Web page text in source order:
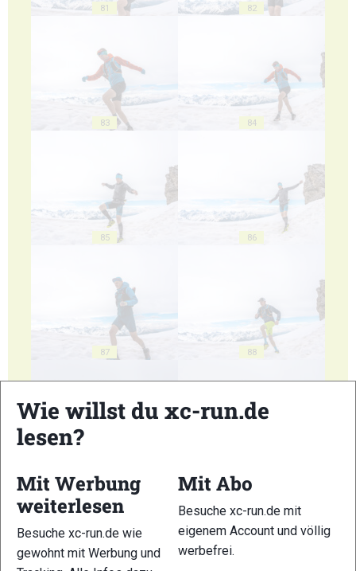
81 82
83 84
85 86
87 88
Wie willst du xc-run.de
lesen?
Mit Werbung
weiterlesen
Besuche xc-run.de wie
gewohnt mit Werbung und
Mit Abo
Besuche xc-run.de mit
eigenem Account und völlig
werbefrei.